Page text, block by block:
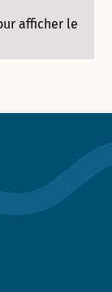
afficher le